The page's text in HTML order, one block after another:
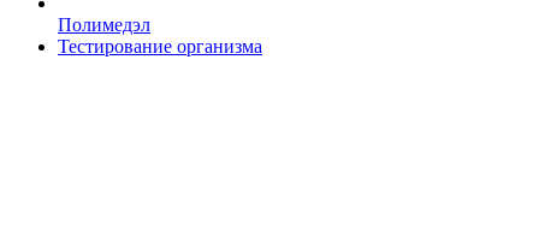
Полимедэл
Тестирование организма